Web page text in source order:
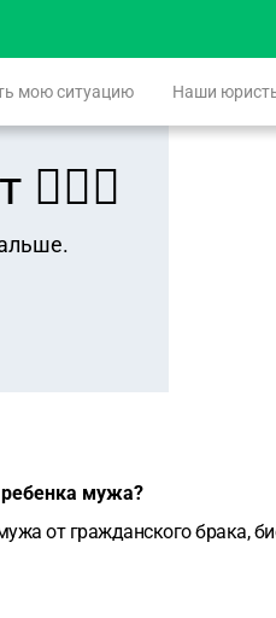
мою ситуацию Наши
мужа?
от гражданского брака,